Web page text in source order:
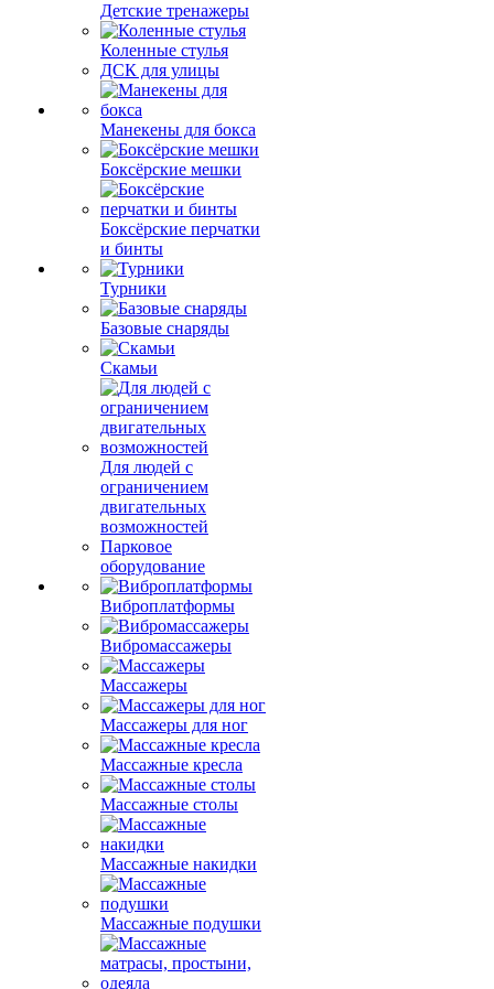
Детские тренажеры
Коленные стулья
ДСК для улицы
Манекены для бокса
Боксёрские мешки
Боксёрские перчатки
и бинты
Турники
Базовые снаряды
Скамьи
Для людей с
ограничением
двигательных
возможностей
Парковое
оборудование
Виброплатформы
Вибромассажеры
Массажеры
Массажеры для ног
Массажные кресла
Массажные столы
Массажные накидки
Массажные подушки